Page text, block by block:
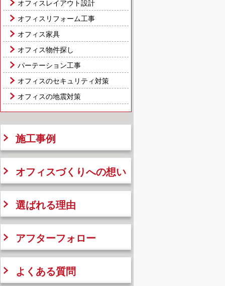
オフィスレイアウト設計
オフィスリフォーム工事
オフィス家具
オフィス物件探し
パーテーション工事
オフィスのセキュリティ対策
オフィスの地震対策
施工事例
オフィスづくりへの想い
選ばれる理由
アフターフォロー
よくある質問